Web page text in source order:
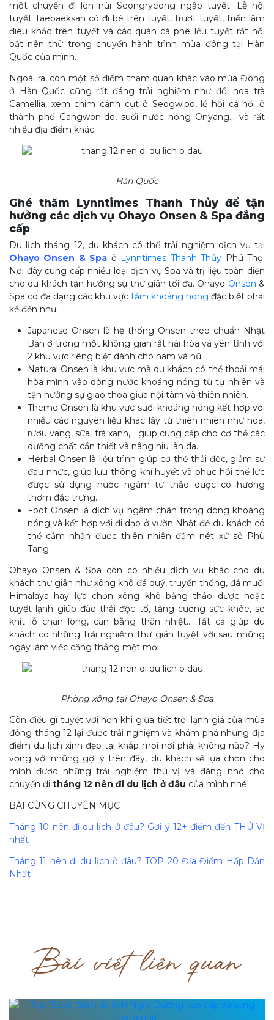
một chuyến đi lên núi Seongryeong ngập tuyết. Lễ hội
tuyết Taebaeksan có đi bè trên tuyết, trượt tuyết, triển lãm
điêu khắc trên tuyết và các quán cà phê lều tuyết rất nổi
bật nên thử trong chuyến hành trình mùa đông tại Hàn
Quốc của mình.
Ngoài ra, còn một số điểm tham quan khác vào mùa Đông
ở Hàn Quốc cũng rất đáng trải nghiệm như đồi hoa trà
Camellia, xem chim cánh cụt ở Seogwipo, lễ hội cá hồi ở
thành phố Gangwon-do, suối nước nóng Onyang… và rất
nhiều địa điểm khác.
Hàn Quốc
Ghé thăm Lynntimes Thanh Thủy để tận
hưởng các dịch vụ Ohayo Onsen & Spa đẳng
cấp
Du lịch tháng 12, du khách có thể trải nghiệm dịch vụ tại
Ohayo Onsen & Spa ở Lynntimes Thanh Thủy Phú Thọ.
Nơi đây cung cấp nhiều loại dịch vụ Spa và trị liệu toàn diện
cho du khách tận hưởng sự thư giãn tối đa. Ohayo Onsen &
Spa có đa dạng các khu vực tắm khoáng nóng đặc biệt phải
kể đến như:
Japanese Onsen là hệ thống Onsen theo chuẩn Nhật
Bản ở trong một không gian rất hài hòa và yên tĩnh với
2 khu vực riêng biệt dành cho nam và nữ.
Natural Onsen là khu vực mà du khách có thể thoải mái
hòa mình vào dòng nước khoáng nóng từ tự nhiên và
tận hưởng sự giao thoa giữa nội tâm và thiên nhiên.
Theme Onsen là khu vực suối khoáng nóng kết hợp với
nhiều các nguyên liệu khác lấy từ thiên nhiên như hoa,
rượu vang, sữa, trà xanh,… giúp cung cấp cho cơ thể các
dưỡng chất cần thiết và nâng niu làn da.
Herbal Onsen là liệu trình giúp cơ thể thải độc, giảm sự
đau nhức, giúp lưu thông khí huyết và phục hồi thể lực
được sử dụng nước ngâm từ thảo dược có hương
thơm đặc trưng.
Foot Onsen là dịch vụ ngâm chân trong dòng khoáng
nóng và kết hợp với đi dạo ở vườn Nhật để du khách có
thể cảm nhận được thiên nhiên đậm nét xứ sở Phù
Tang.
Ohayo Onsen & Spa còn có nhiều dịch vụ khác cho du
khách thư giãn như xông khô đá quý, truyền thống, đá muối
Himalaya hay lựa chọn xông khô bằng thảo dược hoặc
tuyết lạnh giúp đào thải độc tố, tăng cường sức khỏe, se
khít lỗ chân lông, cân bằng thân nhiệt… Tất cả giúp du
khách có những trải nghiệm thư giãn tuyệt vời sau những
ngày làm việc căng thẳng mệt mỏi.
Phòng xông tại Ohayo Onsen & Spa
Còn điều gì tuyệt vời hơn khi giữa tiết trời lạnh giá của mùa
đông tháng 12 lại được trải nghiệm và khám phá những địa
điểm du lịch xinh đẹp tại khắp mọi nơi phải không nào? Hy
vọng với những gợi ý trên đây, du khách sẽ lựa chọn cho
mình được những trải nghiệm thú vị và đáng nhớ cho
chuyến đi tháng 12 nên đi du lịch ở đâu của mình nhé!
BÀI CÙNG CHUYÊN MỤC
Tháng 10 nên đi du lịch ở đâu? Gợi ý 12+ điểm đến THÚ VỊ
nhất
Tháng 11 nên đi du lịch ở đâu? TOP 20 Địa Điểm Hấp Dẫn
Nhất
Bài viết liên quan